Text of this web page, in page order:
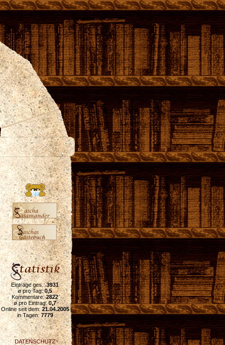
Einträge ges.:3931
ø pro Tag:0,5
Kommentare:2822
ø pro Eintrag:0,7
Online seit dem:21.04.2005
in Tagen:7779
DATENSCHUTZ